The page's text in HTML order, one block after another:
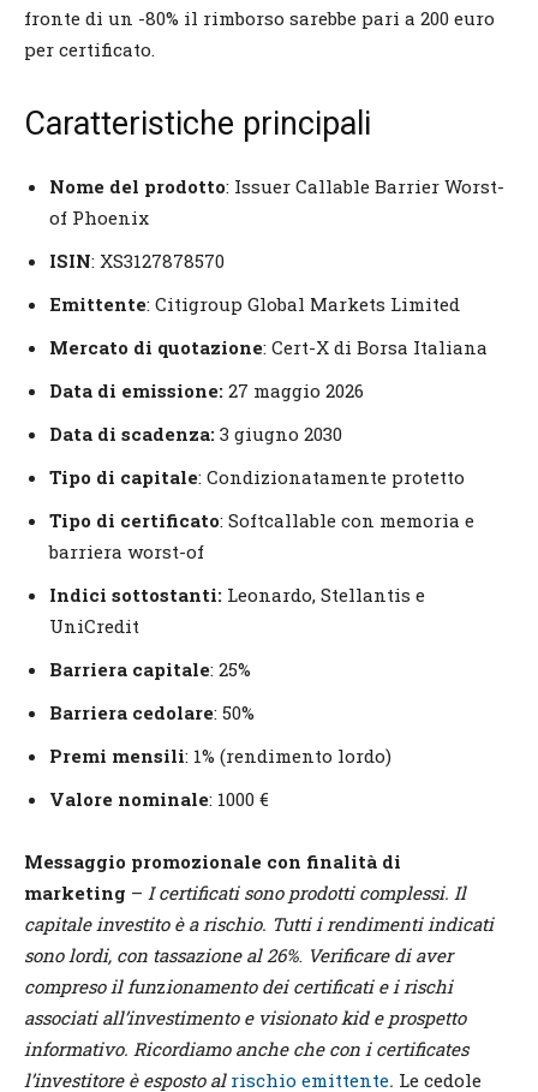
fronte di un -80% il rimborso sarebbe pari a 200 euro
per certificato.
Caratteristiche principali
Nome del prodotto: Issuer Callable Barrier Worst-
of Phoenix
ISIN: XS3127878570
Emittente: Citigroup Global Markets Limited
Mercato di quotazione: Cert-X di Borsa Italiana
Data di emissione: 27 maggio 2026
Data di scadenza: 3 giugno 2030
Tipo di capitale: Condizionatamente protetto
Tipo di certificato: Softcallable con memoria e
barriera worst-of
Indici sottostanti: Leonardo, Stellantis e
UniCredit
Barriera capitale: 25%
Barriera cedolare: 50%
Premi mensili: 1% (rendimento lordo)
Valore nominale: 1000 €
Messaggio promozionale con finalità di
marketing – I certificati sono prodotti complessi. Il
capitale investito è a rischio. Tutti i rendimenti indicati
sono lordi, con tassazione al 26%. Verificare di aver
compreso il funzionamento dei certificati e i rischi
associati all’investimento e visionato kid e prospetto
informativo. Ricordiamo anche che con i certificates
l’investitore è esposto al rischio emittente. Le cedole